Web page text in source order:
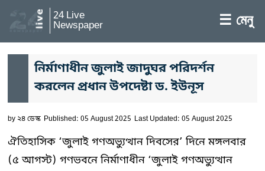
24 Live
Newspaper ☰ মেনু
নির্মাণাধীন জুলাই জাদুঘর পরিদর্শন
করলেন প্রধান উপদেষ্টা ড. ইউনূস
by২৪ ডেস্ক Published: 05 August 2025 Last Updated: 05 August 2025
ঐতিহাসিক ‘জুলাই গণঅভ্যুত্থান দিবসের’ দিনে মঙ্গলবার
(৫ আগস্ট) গণভবনে নির্মাণাধীন ‘জুলাই গণঅভ্যুত্থান